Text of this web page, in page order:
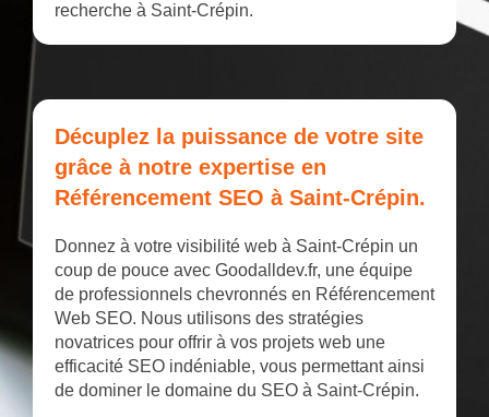
recherche à Saint-Crépin.
Décuplez la puissance de votre site
grâce à notre expertise en
Référencement SEO à Saint-Crépin.
Donnez à votre visibilité web à Saint-Crépin un
coup de pouce avec Goodalldev.fr, une équipe
de professionnels chevronnés en Référencement
Web SEO. Nous utilisons des stratégies
novatrices pour offrir à vos projets web une
efficacité SEO indéniable, vous permettant ainsi
de dominer le domaine du SEO à Saint-Crépin.